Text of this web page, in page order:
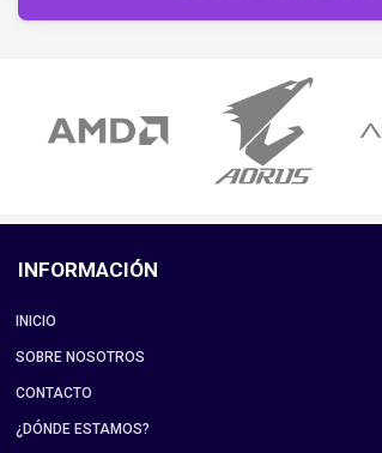
INFORMACIÓN
INICIO
SOBRE NOSOTROS
CONTACTO
¿DÓNDE ESTAMOS?